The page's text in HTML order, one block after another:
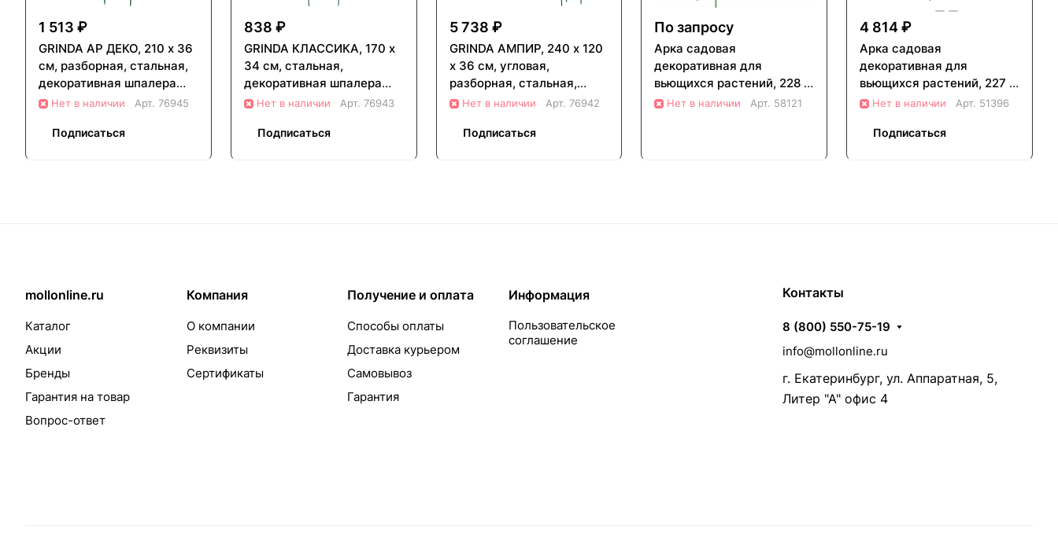
1 513 ₽
GRINDA АР ДЕКО, 210 х 36
см, разборная, стальная,
декоративная шпалера
(422257)
Нет в наличии Арт. 76945
Подписаться
838 ₽
GRINDA КЛАССИКА, 170 х
34 см, стальная,
декоративная шпалера
(422255)
Нет в наличии Арт. 76943
Подписаться
5 738 ₽
GRINDA АМПИР, 240 х 120
х 36 см, угловая,
разборная, стальная,
декоративная арка
Нет в наличии Арт. 76942
Подписаться
По запросу
Арка садовая
декоративная для
вьющихся растений, 228 х
130см Palisad (69121)
Нет в наличии Арт. 58121
4 814 ₽
Арка садовая
декоративная для
вьющихся растений, 227 х
128 см Palisad (69123)
Нет в наличии Арт. 51396
Подписаться
mollonline.ru
Каталог
Акции
Бренды
Гарантия на товар
Вопрос-ответ
Компания
О компании
Реквизиты
Сертификаты
Получение и оплата
Способы оплаты
Доставка курьером
Самовывоз
Гарантия
Информация
Пользовательское
соглашение
Контакты
8 (800) 550-75-19
info@mollonline.ru
г. Екатеринбург, ул. Аппаратная, 5,
Литер "А" офис 4